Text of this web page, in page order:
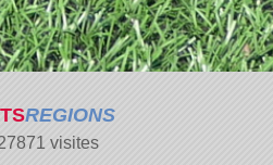
REGIONS
visites